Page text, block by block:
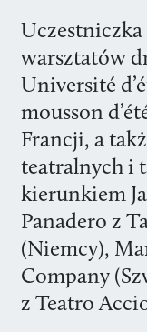
warsztatów
Université
mousson
Francji, a
teatralnych i
kierunkiem
Panadero z
(Niemcy),
Company
z Teatro